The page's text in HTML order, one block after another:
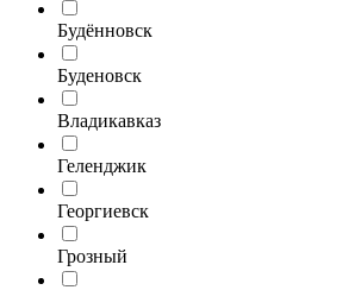
Будённовск
Буденовск
Владикавказ
Геленджик
Георгиевск
Грозный